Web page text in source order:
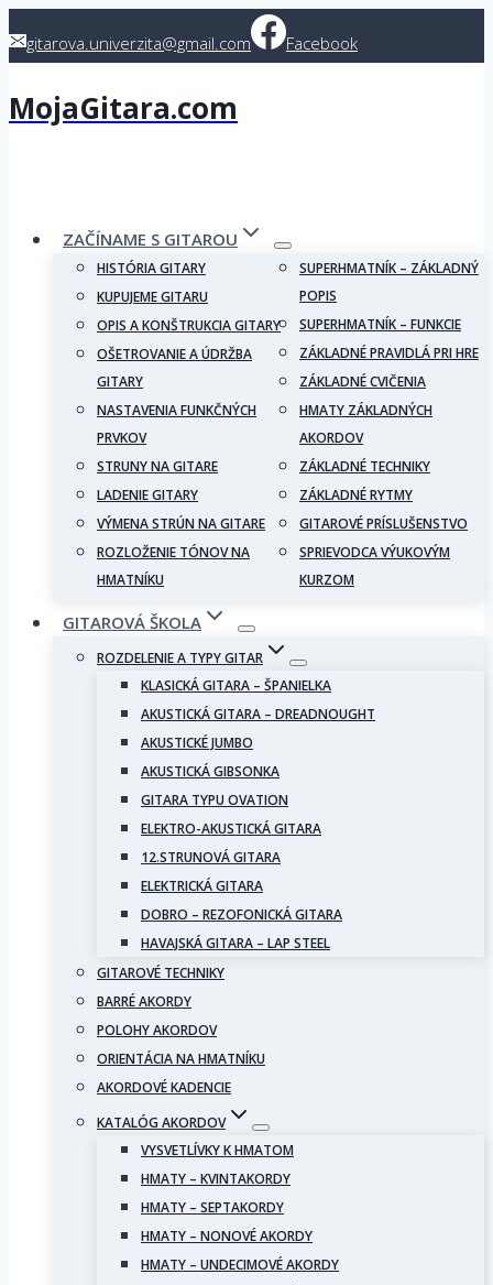
togitarova.univerzita@gmail.com Facebook
MojaGitara.com
ZAČÍNAME S GITAROU
HISTÓRIA GITARY
KUPUJEME GITARU
OPIS A KONŠTRUKCIA GITARY
OŠETROVANIE A ÚDRŽBA
GITARY
NASTAVENIA FUNKČNÝCH
PRVKOV
STRUNY NA GITARE
LADENIE GITARY
VÝMENA STRÚN NA GITARE
ROZLOŽENIE TÓNOV NA
HMATNÍKU
SUPERHMATNÍK – ZÁKLADNÝ
POPIS
SUPERHMATNÍK – FUNKCIE
ZÁKLADNÉ PRAVIDLÁ PRI HRE
ZÁKLADNÉ CVIČENIA
HMATY ZÁKLADNÝCH
AKORDOV
ZÁKLADNÉ TECHNIKY
ZÁKLADNÉ RYTMY
GITAROVÉ PRÍSLUŠENSTVO
SPRIEVODCA VÝUKOVÝM
KURZOM
GITAROVÁ ŠKOLA
ROZDELENIE A TYPY GITAR
KLASICKÁ GITARA – ŠPANIELKA
AKUSTICKÁ GITARA – DREADNOUGHT
AKUSTICKÉ JUMBO
AKUSTICKÁ GIBSONKA
GITARA TYPU OVATION
ELEKTRO-AKUSTICKÁ GITARA
12.STRUNOVÁ GITARA
ELEKTRICKÁ GITARA
DOBRO – REZOFONICKÁ GITARA
HAVAJSKÁ GITARA – LAP STEEL
GITAROVÉ TECHNIKY
BARRÉ AKORDY
POLOHY AKORDOV
ORIENTÁCIA NA HMATNÍKU
AKORDOVÉ KADENCIE
KATALÓG AKORDOV
VYSVETLÍVKY K HMATOM
HMATY – KVINTAKORDY
HMATY – SEPTAKORDY
HMATY – NONOVÉ AKORDY
HMATY – UNDECIMOVÉ AKORDY